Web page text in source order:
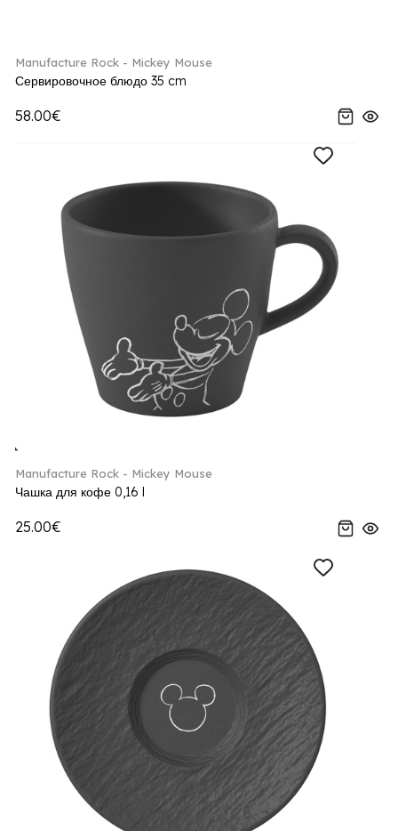
Manufacture Rock - Mickey Mouse
Сервировочное блюдо 35 cm
58.00€
Manufacture Rock - Mickey Mouse
Чашка для кофе 0,16 l
25.00€